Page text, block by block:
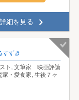
詳細を見る
すずき
ト, 文筆家 映画評論
・愛食家, 生後７ヶ